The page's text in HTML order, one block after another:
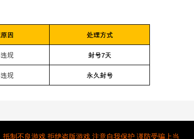
抵制不良游戏 拒绝盗版游戏 注意自我保护 谨防受骗上当